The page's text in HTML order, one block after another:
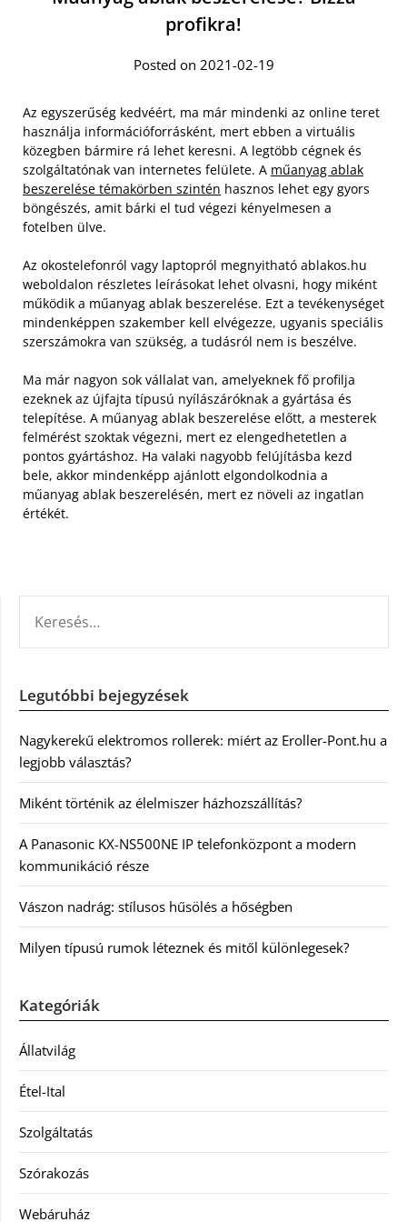
profikra!
Posted on 2021-02-19
Az egyszerűség kedvéért, ma már mindenki az online teret
használja információforrásként, mert ebben a virtuális
közegben bármire rá lehet keresni. A legtöbb cégnek és
szolgáltatónak van internetes felülete. A műanyag ablak
beszerelése témakörben szintén hasznos lehet egy gyors
böngészés, amit bárki el tud végezi kényelmesen a
fotelben ülve.
Az okostelefonról vagy laptopról megnyitható ablakos.hu
weboldalon részletes leírásokat lehet olvasni, hogy miként
működik a műanyag ablak beszerelése. Ezt a tevékenységet
mindenképpen szakember kell elvégezze, ugyanis speciális
szerszámokra van szükség, a tudásról nem is beszélve.
Ma már nagyon sok vállalat van, amelyeknek fő profilja
ezeknek az újfajta típusú nyílászáróknak a gyártása és
telepítése. A műanyag ablak beszerelése előtt, a mesterek
felmérést szoktak végezni, mert ez elengedhetetlen a
pontos gyártáshoz. Ha valaki nagyobb felújításba kezd
bele, akkor mindenképp ajánlott elgondolkodnia a
műanyag ablak beszerelésén, mert ez növeli az ingatlan
értékét.
Legutóbbi bejegyzések
Nagykerekű elektromos rollerek: miért az Eroller-Pont.hu a
legjobb választás?
Miként történik az élelmiszer házhozszállítás?
A Panasonic KX-NS500NE IP telefonközpont a modern
kommunikáció része
Vászon nadrág: stílusos hűsölés a hőségben
Milyen típusú rumok léteznek és mitől különlegesek?
Kategóriák
Állatvilág
Étel-Ital
Szolgáltatás
Szórakozás
Webáruház